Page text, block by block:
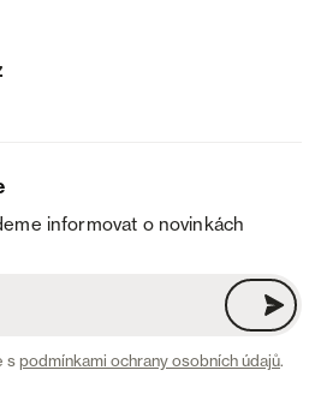
informovat o novinkách
spodmínkami ochrany osobních údajů.